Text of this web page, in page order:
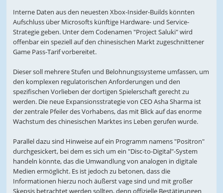
Interne Daten aus den neuesten Xbox-Insider-Builds könnten
Aufschluss über Microsofts künftige Hardware- und Service-
Strategie geben. Unter dem Codenamen "Project Saluki" wird
offenbar ein speziell auf den chinesischen Markt zugeschnittener
Game Pass-Tarif vorbereitet.
Dieser soll mehrere Stufen und Belohnungssysteme umfassen, um
den komplexen regulatorischen Anforderungen und den
spezifischen Vorlieben der dortigen Spielerschaft gerecht zu
werden. Die neue Expansionsstrategie von CEO Asha Sharma ist
der zentrale Pfeiler des Vorhabens, das mit Blick auf das enorme
Wachstum des chinesischen Marktes ins Leben gerufen wurde.
Parallel dazu sind Hinweise auf ein Programm namens "Positron"
durchgesickert, bei dem es sich um ein "Disc-to-Digital"-System
handeln könnte, das die Umwandlung von analogen in digitale
Medien ermöglicht. Es ist jedoch zu betonen, dass die
Informationen hierzu noch äußerst vage sind und mit großer
Skepsis betrachtet werden sollten, denn offizielle Bestätigungen